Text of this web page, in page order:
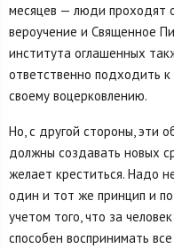
месяцев — люди проходят
вероучение и Священное
института оглашенных
ответственно подходить
своему воцерковлению.
Но, с другой стороны, эти
должны создавать новых
желает креститься. Надо
один и тот же принцип и
учетом того, что за
способен воспринимать